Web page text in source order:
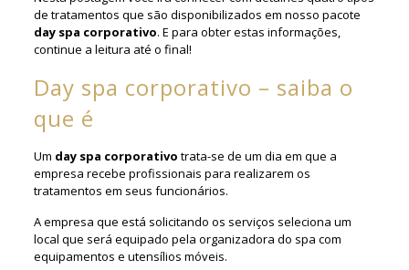
de tratamentos que são disponibilizados em nosso pacote
day spa corporativo. E para obter estas informações,
continue a leitura até o final!
Day spa corporativo – saiba o
que é
Um day spa corporativo trata-se de um dia em que a
empresa recebe profissionais para realizarem os
tratamentos em seus funcionários.
A empresa que está solicitando os serviços seleciona um
local que será equipado pela organizadora do spa com
equipamentos e utensílios móveis.